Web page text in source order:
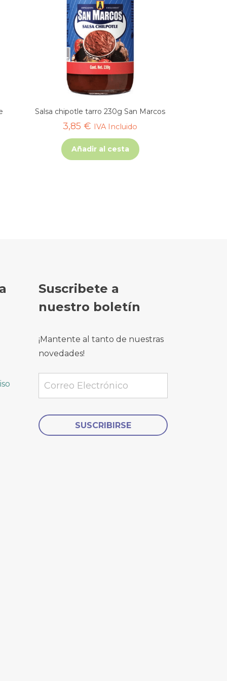
Salsa chipotle tarro 230g San Marcos
3,85 € IVA Incluido
Añadir al cesta
Suscribete a
nuestro boletín
¡Mantente al tanto de nuestras
novedades!